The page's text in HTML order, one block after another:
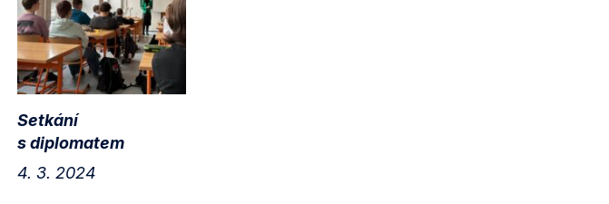
Setkání
s diplomatem
4. 3. 2024